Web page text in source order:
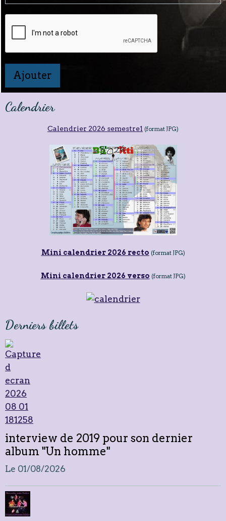
Ajouter
Calendrier
Calendrier 2026 semestre1 (format JPG)
Mini calendrier 2026 recto (format JPG)
Mini calendrier 2026 verso (format JPG)
Derniers billets
interview de 2019 pour son dernier
album "Un homme"
Le 01/08/2026